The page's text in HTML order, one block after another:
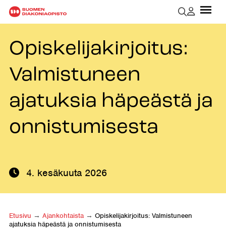
Opiskelijakirjoitus:
Valmistuneen
ajatuksia häpeästä ja
onnistumisesta
4. kesäkuuta 2026
Etusivu → Ajankohtaista → Opiskelijakirjoitus: Valmistuneen
ajatuksia häpeästä ja onnistumisesta